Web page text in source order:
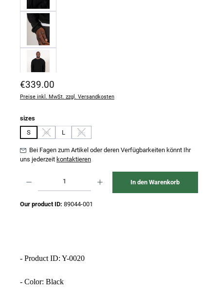
Regulärer Preis:
€339.00
Preise inkl. MwSt. zzgl. Versandkosten
sizesauswählen
S
M
(Diese Option ist zurzeit nicht verfügbar.)
L XL
(Diese Option ist zurzeit nicht verfügbar.)
Bei Fagen zum Artikel oder deren Verfügbarkeiten könnt Ihr
uns jederzeit kontaktieren
In den Warenkorb
Our product ID: 89044-001
- Product ID: Y-0020
- Color: Black